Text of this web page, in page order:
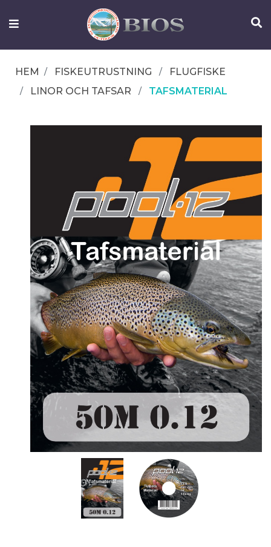
FISKEUTRUSTNING
OM
IFISH
KONTAKTA
HEM FISKEUTRUSTNING
FLUGFISKE
LINOR OCH TAFSAR
TAFSMATERIAL